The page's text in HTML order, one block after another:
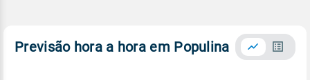
Previsão hora a hora em Populina